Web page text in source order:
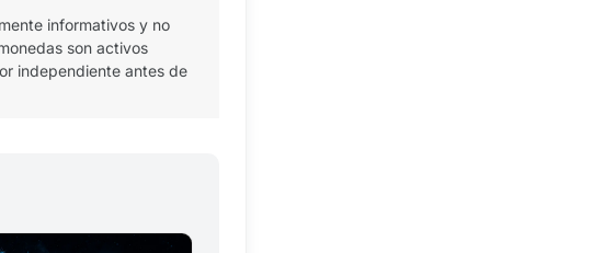
informativos y no
son activos
independiente antes de